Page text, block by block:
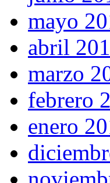
mayo
abril
marzo
febrero
enero